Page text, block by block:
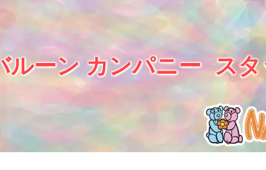
ルーン カンパニー ス